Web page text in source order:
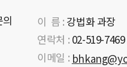
이 름 : 강법화 과장
연락처 : 02-519-7469
이메일 :